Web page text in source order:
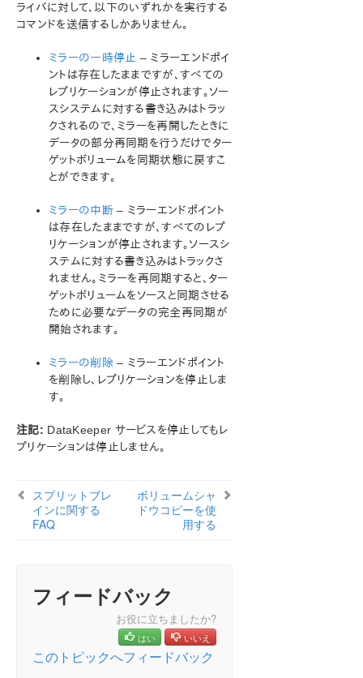
SIOS Protection Suite for Windows テクニカルドキュ
SIOS Protection Suite for Windows について
構成
SIOS Protection Suite の管理の概要
ユーザガイド
DataKeeper
はじめに
構成
ユーザガイド
よくある質問
Windows のファイル名およびディレクトリ名の認識
AWSに関する問題と回避策
ミラーエンドポイントの変更
ミラータイプの変更
[ミラーを作成]、[ジョブ名を変更]、[ジョブを削除] 操
データ転送ネットワークプロトコル
[削除] および [スイッチオーバ] 操作がグレイアウト
サーバーに適用されているGPOの確認
エラーメッセージログ
ネットワーク切断
ターゲットドライブの全容量を再利用する
Windows Server フェールオーバークラスターロー
ソースとターゲットの間のレプリケーションの停止
ボリュームシャドウコピーを使用する
ミラーリングに使用できないボリューム
トラブルシューティング
ライバに対して、以下のいずれかを実行する
コマンドを送信するしかありません。
ミラーの一時停止 – ミラーエンドポイ
ントは存在したままですが、すべての
レプリケーションが停止されます。ソー
スシステムに対する書き込みはトラッ
クされるので、ミラーを再開したときに
データの部分再同期を行うだけでター
ゲットボリュームを同期状態に戻すこ
とができます。
ミラーの中断– ミラーエンドポイント
は存在したままですが、すべてのレプ
リケーションが停止されます。ソースシ
ステムに対する書き込みはトラックさ
れません。ミラーを再同期すると、ター
ゲットボリュームをソースと同期させる
ために必要なデータの完全再同期が
開始されます。
ミラーの削除– ミラーエンドポイント
を削除し、レプリケーションを停止しま
す。
注記: DataKeeper サービスを停止してもレ
プリケーションは停止しません。
スプリットブレ
インに関する
FAQ
ボリュームシャ
ドウコピーを使
用する
フィードバック
お役に立ちましたか?
はい いいえ
このトピックへフィードバック